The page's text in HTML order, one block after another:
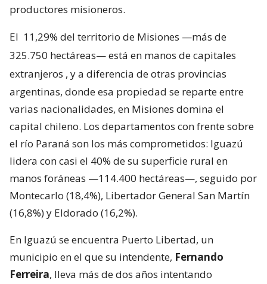
productores misioneros.
El 11,29% del territorio de Misiones —más de
325.750 hectáreas— está en manos de capitales
extranjeros , y a diferencia de otras provincias
argentinas, donde esa propiedad se reparte entre
varias nacionalidades, en Misiones domina el
capital chileno. Los departamentos con frente sobre
el río Paraná son los más comprometidos: Iguazú
lidera con casi el 40% de su superficie rural en
manos foráneas —114.400 hectáreas—, seguido por
Montecarlo (18,4%), Libertador General San Martín
(16,8%) y Eldorado (16,2%).
En Iguazú se encuentra Puerto Libertad, un
municipio en el que su intendente, Fernando
Ferreira, lleva más de dos años intentando